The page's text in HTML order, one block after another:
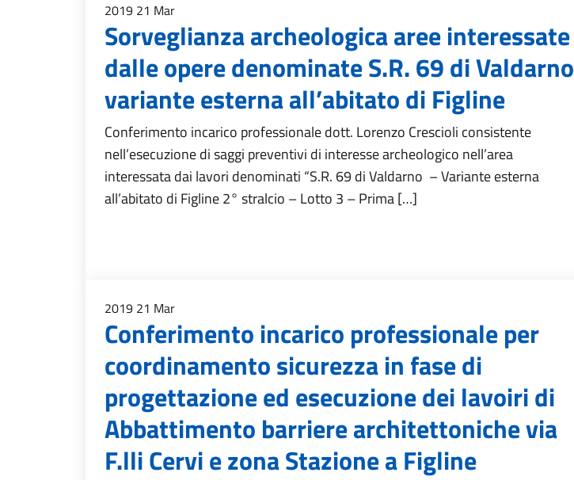
2019 21 Mar
Sorveglianza archeologica aree interessate
dalle opere denominate S.R. 69 di Valdarno
variante esterna all’abitato di Figline
Conferimento incarico professionale dott. Lorenzo Crescioli consistente
nell’esecuzione di saggi preventivi di interesse archeologico nell’area
interessata dai lavori denominati “S.R. 69 di Valdarno – Variante esterna
all’abitato di Figline 2° stralcio – Lotto 3 – Prima […]
2019 21 Mar
Conferimento incarico professionale per
coordinamento sicurezza in fase di
progettazione ed esecuzione dei lavoiri di
Abbattimento barriere architettoniche via
F.lli Cervi e zona Stazione a Figline